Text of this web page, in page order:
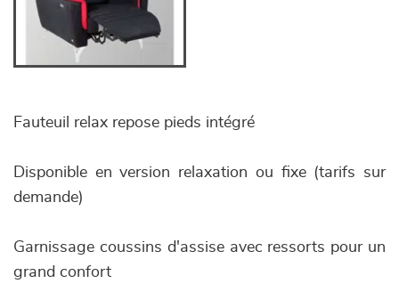
Fauteuil relax repose pieds intégré
Disponible en version relaxation ou fixe (tarifs sur
demande)
Garnissage coussins d'assise avec ressorts pour un
grand confort